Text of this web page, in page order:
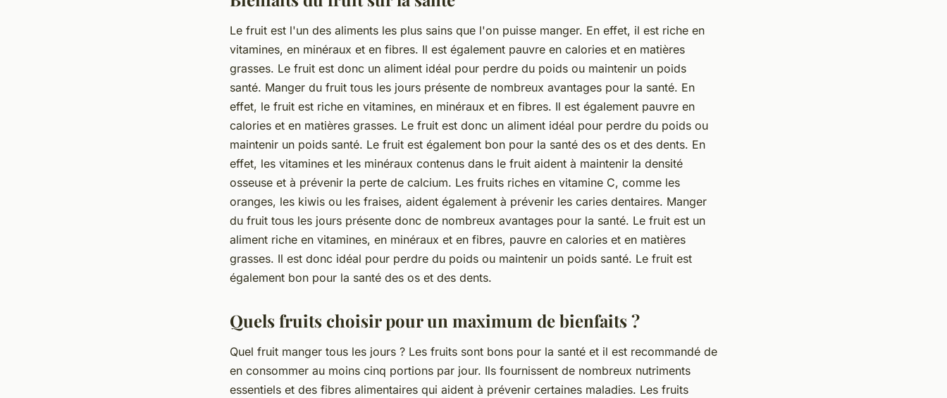
Le fruit est l'un des aliments les plus sains que l'on puisse manger. En effet, il est riche en
vitamines, en minéraux et en fibres. Il est également pauvre en calories et en matières
grasses. Le fruit est donc un aliment idéal pour perdre du poids ou maintenir un poids
santé. Manger du fruit tous les jours présente de nombreux avantages pour la santé. En
effet, le fruit est riche en vitamines, en minéraux et en fibres. Il est également pauvre en
calories et en matières grasses. Le fruit est donc un aliment idéal pour perdre du poids ou
maintenir un poids santé. Le fruit est également bon pour la santé des os et des dents. En
effet, les vitamines et les minéraux contenus dans le fruit aident à maintenir la densité
osseuse et à prévenir la perte de calcium. Les fruits riches en vitamine C, comme les
oranges, les kiwis ou les fraises, aident également à prévenir les caries dentaires. Manger
du fruit tous les jours présente donc de nombreux avantages pour la santé. Le fruit est un
aliment riche en vitamines, en minéraux et en fibres, pauvre en calories et en matières
grasses. Il est donc idéal pour perdre du poids ou maintenir un poids santé. Le fruit est
également bon pour la santé des os et des dents.
Quels fruits choisir pour un maximum de bienfaits ?
Quel fruit manger tous les jours ? Les fruits sont bons pour la santé et il est recommandé de
en consommer au moins cinq portions par jour. Ils fournissent de nombreux nutriments
essentiels et des fibres alimentaires qui aident à prévenir certaines maladies. Les fruits